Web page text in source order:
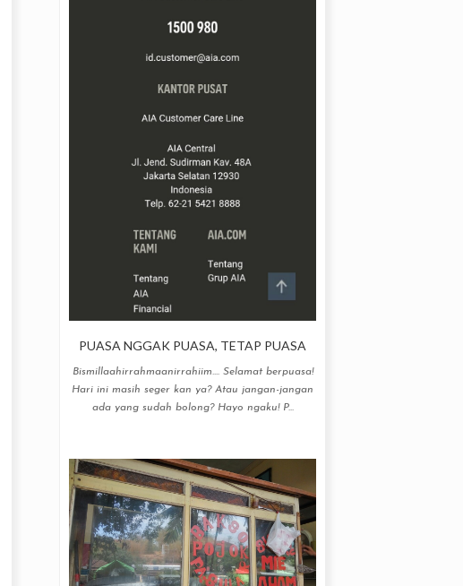
PUASA NGGAK PUASA, TETAP PUASA
Bismillaahirrahmaanirrahiim.... Selamat berpuasa!
Hari ini masih seger kan ya? Atau jangan-jangan
ada yang sudah bolong? Hayo ngaku! P...